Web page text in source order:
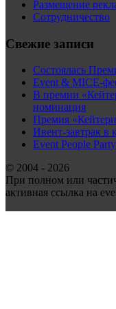
Размещение
Сотрудничество
Свежие записи
Состоялась
Event & MICE-
В премии
номинация
Премия
Ивент-завтрак в
Event People
© 2004 - 2026
При полном или
активная ссылка на